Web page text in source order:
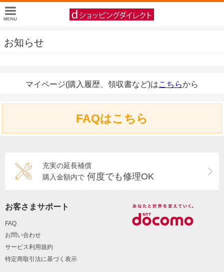
お知らせ
マイページ(購入履歴、領収書など)はこちらから
FAQはこちら
充実の延長補償
購入金額内で 何度でも修理OK
お客さまサポート
FAQ
お問い合わせ
サービス利用規約
特定商取引法に基づく表示